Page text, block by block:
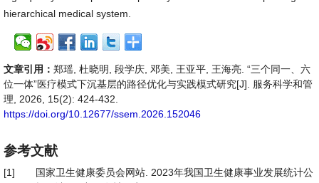
hierarchical medical system.
文章引用： 郑瑶, 杜晓明, 段学庆, 邓美, 王亚平, 王海亮. “三个同一、六
位一体”医疗模式下沉基层的路径优化与实践模式研究[J]. 服务科学和管
理, 2026, 15(2): 424-432.
https://doi.org/10.12677/ssem.2026.152046
参考文献
[1]
国家卫生健康委员会网站. 2023年我国卫生健康事业发展统计公